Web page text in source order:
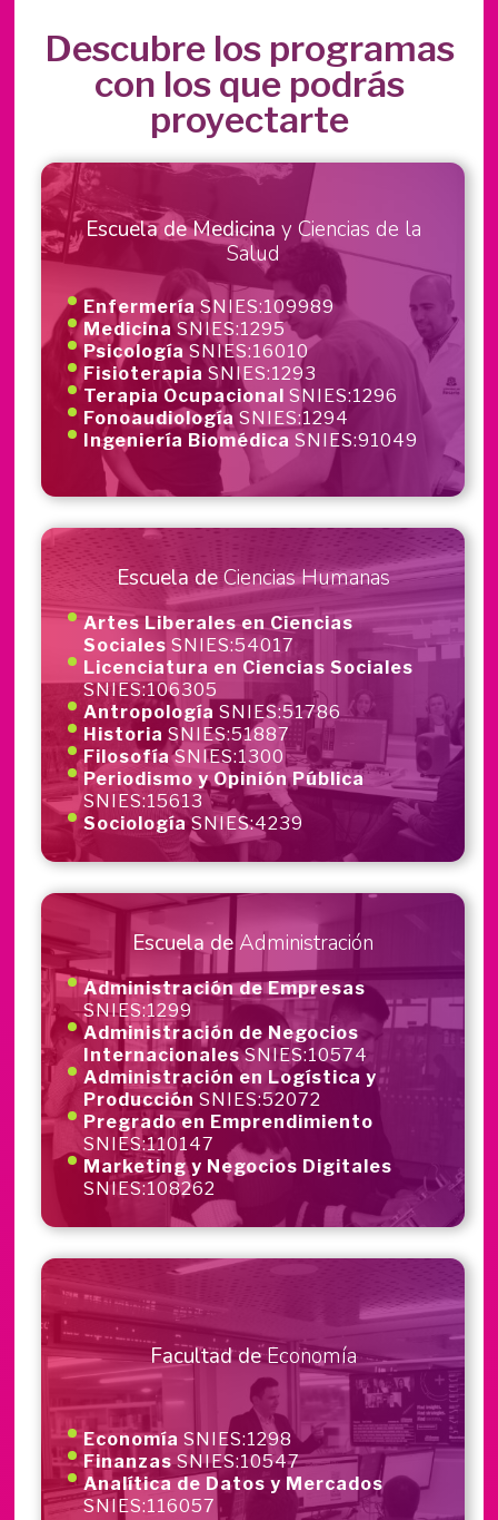
Descubre los programas
con los que podrás
proyectarte
Escuela de Medicina y Ciencias de la
Salud
Enfermería SNIES:109989
Medicina SNIES:1295
PsicologíaSNIES:16010
Fisioterapia SNIES:1293
Terapia Ocupacional SNIES:1296
Fonoaudiología SNIES:1294
Ingeniería Biomédica SNIES:91049
Escuela deCiencias Humanas
Artes Liberales en Ciencias
Sociales SNIES:54017
Licenciatura en Ciencias Sociales
SNIES:106305
Antropología SNIES:51786
Historia SNIES:51887
FilosofíaSNIES:1300
Periodismo y Opinión Pública
SNIES:15613
SociologíaSNIES:4239
Escuela deAdministración
Administración de Empresas
SNIES:1299
Administración de Negocios
InternacionalesSNIES:10574
Administración en Logística y
Producción SNIES:52072
Pregrado en Emprendimiento
SNIES:110147
Marketing y Negocios Digitales
SNIES:108262
Facultad deEconomía
Economía SNIES:1298
FinanzasSNIES:10547
Analítica de Datos y Mercados
SNIES:116057